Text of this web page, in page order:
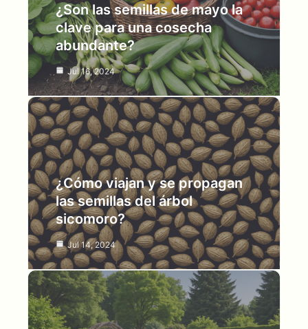
¿Son las semillas de mayo la
clave para una cosecha
abundante?
Jul 16, 2024
¿Cómo viajan y se propagan
las semillas del árbol
sicomoro?
Jul 14, 2024